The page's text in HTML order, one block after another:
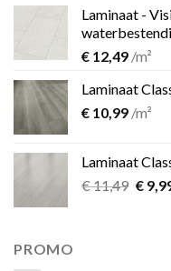
€
Laminaat -
€ 12,49 /m²
Laminaat
€ 10,99 /m²
Laminaat
€11,49 €
PROMO